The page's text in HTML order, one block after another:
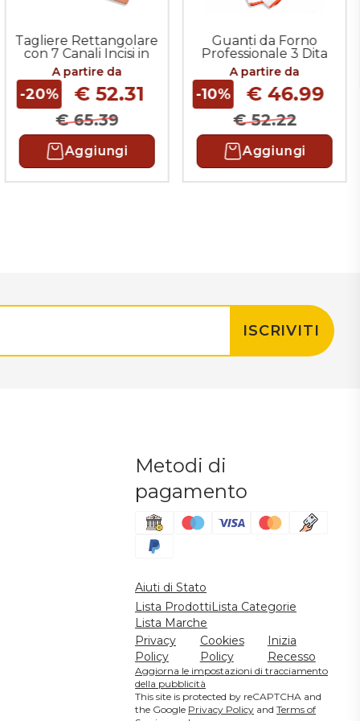
Tagliere Rettangolare
con 7 Canali Incisi in
Legno
A partire da
-20% € 52.31
€ 65.39
Aggiungi
Guanti da Forno
Professionale 3 Dita
A partire da
-10% € 46.99
€ 52.22
Aggiungi
ISCRIVITI
Metodi di
pagamento
Aiuti di Stato
Lista ProdottiLista Categorie
Lista Marche
Privacy
Policy
Cookies
Policy
Inizia
Recesso
Aggiorna le impostazioni di tracciamento
della pubblicità
This site is protected by reCAPTCHA and
the Google Privacy Policy and Terms of